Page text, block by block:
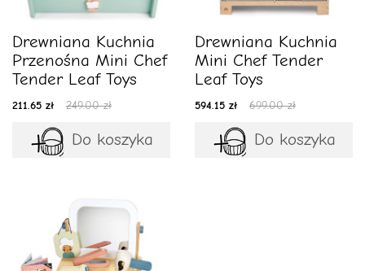
Drewniana Kuchnia
Przenośna Mini Chef
Tender Leaf Toys
211.65 zł 249.00 zł
Do koszyka
Drewniana Kuchnia
Mini Chef Tender
Leaf Toys
594.15 zł 699.00 zł
Do koszyka